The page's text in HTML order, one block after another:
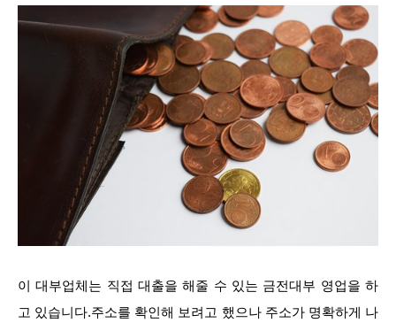
이 대부업체는 직접 대출을 해줄 수 있는 금전대부 영업을 하
고 있습니다.주소를 확인해 보려고 했으나 주소가 명확하게 나